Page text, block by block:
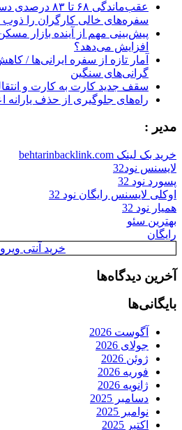
عقب‌ماندگی ۶۸ تا
سفره‌های خالی کارگران را ذوب
پیش‌بینی مهم از آینده بازار
افزایش می‌دهد؟
آمار تازه از سفره ایرانی‌ها /
گرانی‌های سنگین
سقف جدید کارت به کارت و
راه‌های جلوگیری از حذف یارانه
مدیر :
خرید بک لینک behtarinbacklink.com
لایسنس نود32
پسورد نود 32
اوکلی لایسنس رایگان نود 32
همیار نود 32
بهترین سئو
رایگان
خرید آنتی
آخرین دیدگاه‌ها
بایگانی‌ها
آگوست 2026
جولای 2026
ژوئن 2026
فوریه 2026
ژانویه 2026
دسامبر 2025
نوامبر 2025
اکتبر 2025